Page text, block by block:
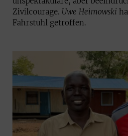
Zivilcourage. Uwe Heimowski
Fahrstuhl getroffen.